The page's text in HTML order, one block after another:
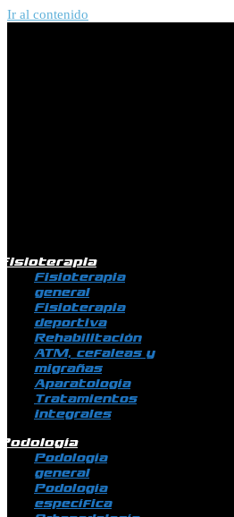
Ir al contenido
Fisioterapia
general
Fisioterapia
deportiva
Rehabilitación
ATM, cefaleas y
migrañas
Aparatología
Tratamientos
integrales
Podología
general
Podología
específica